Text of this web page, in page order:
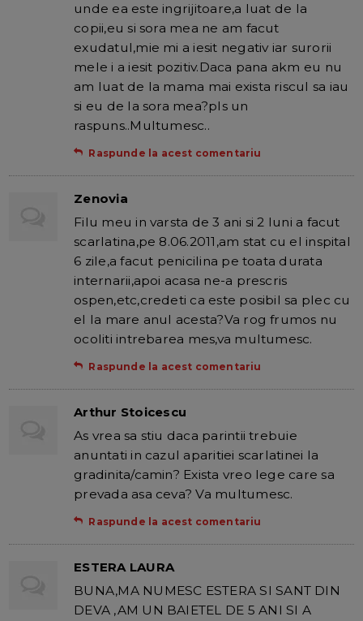
unde ea este ingrijitoare,a luat de la
copii,eu si sora mea ne am facut
exudatul,mie mi a iesit negativ iar surorii
mele i a iesit pozitiv.Daca pana akm eu nu
am luat de la mama mai exista riscul sa iau
si eu de la sora mea?pls un
raspuns..Multumesc..
Raspunde la acest comentariu
Zenovia
Filu meu in varsta de 3 ani si 2 luni a facut
scarlatina,pe 8.06.2011,am stat cu el inspital
6 zile,a facut penicilina pe toata durata
internarii,apoi acasa ne-a prescris
ospen,etc,credeti ca este posibil sa plec cu
el la mare anul acesta?Va rog frumos nu
ocoliti intrebarea mes,va multumesc.
Raspunde la acest comentariu
Arthur Stoicescu
As vrea sa stiu daca parintii trebuie
anuntati in cazul aparitiei scarlatinei la
gradinita/camin? Exista vreo lege care sa
prevada asa ceva? Va multumesc.
Raspunde la acest comentariu
ESTERA LAURA
BUNA,MA NUMESC ESTERA SI SANT DIN
DEVA ,AM UN BAIETEL DE 5 ANI SI A